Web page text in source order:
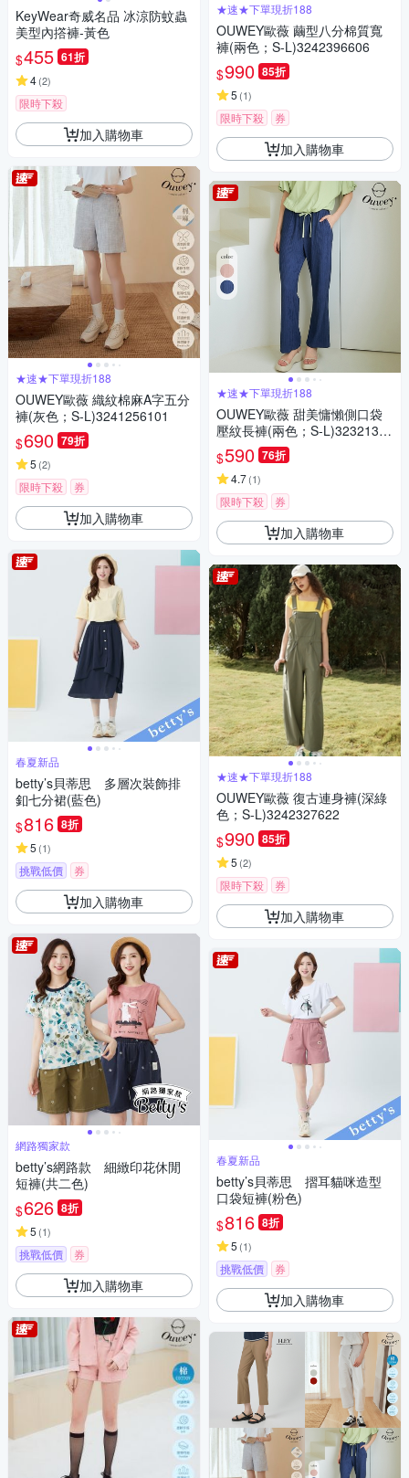
KeyWear奇威名品 冰涼防蚊蟲
美型內撘褲-黃色
$455 61折
4(2)
限時下殺
加入購物車
★速★下單現折188
OUWEY歐薇 織紋棉麻A字五分
褲(灰色；S-L)3241256101
$690 79折
5 (2)
限時下殺 券
加入購物車
春夏新品
betty’s貝蒂思 多層次裝飾排
釦七分裙(藍色)
$816 8折
5 (1)
挑戰低價 券
加入購物車
網路獨家款
betty’s網路款 細緻印花休閒
短褲(共二色)
$626 8折
5 (1)
挑戰低價 券
加入購物車
★速★下單現折188
OUWEY歐薇 繭型八分棉質寬
褲(兩色；S-L)3242396606
$990 85折
5 (1)
限時下殺 券
加入購物車
★速★下單現折188
OUWEY歐薇 甜美慵懶側口袋
壓紋長褲(兩色；S-L)32321365
06
$590 76折
4.7(1)
限時下殺 券
加入購物車
★速★下單現折188
OUWEY歐薇 復古連身褲(深綠
色；S-L)3242327622
$990 85折
5 (2)
限時下殺 券
加入購物車
春夏新品
betty’s貝蒂思 摺耳貓咪造型
口袋短褲(粉色)
$816 8折
5 (1)
挑戰低價 券
加入購物車